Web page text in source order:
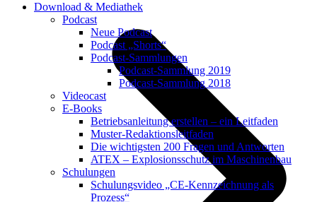
Download & Mediathek
Podcast
Neue Podcast
Podcast „Shorts“
Podcast-Sammlungen
Podcast-Sammlung 2019
Podcast-Sammlung 2018
Videocast
E-Books
Betriebsanleitung erstellen – ein Leitfaden
Muster-Redaktionsleitfaden
Die wichtigsten 200 Fragen und Antworten
ATEX – Explosionsschutz im Maschinenbau
Schulungen
Schulungsvideo „CE-Kennzeichnung als
Prozess“